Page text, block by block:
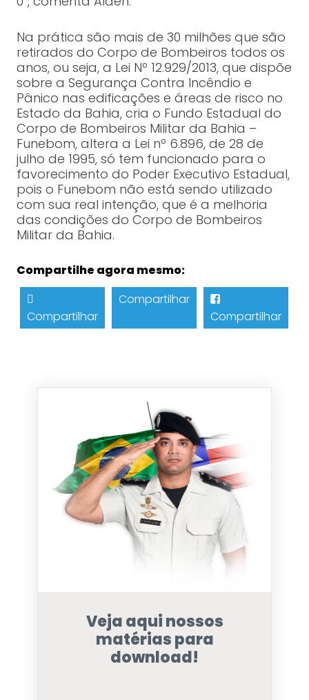
Na prática são mais de 30 milhões que são
retirados do Corpo de Bombeiros todos os
anos, ou seja, a Lei Nº 12.929/2013, que dispõe
sobre a Segurança Contra Incêndio e
Pânico nas edificações e áreas de risco no
Estado da Bahia, cria o Fundo Estadual do
Corpo de Bombeiros Militar da Bahia –
Funebom, altera a Lei nº 6.896, de 28 de
julho de 1995, só tem funcionado para o
favorecimento do Poder Executivo Estadual,
pois o Funebom não está sendo utilizado
com sua real intenção, que é a melhoria
das condições do Corpo de Bombeiros
Militar da Bahia.
Compartilhe agora mesmo:
Compartilhar
Compartilhar
Compartilhar
Veja aqui nossos
matérias para
download!